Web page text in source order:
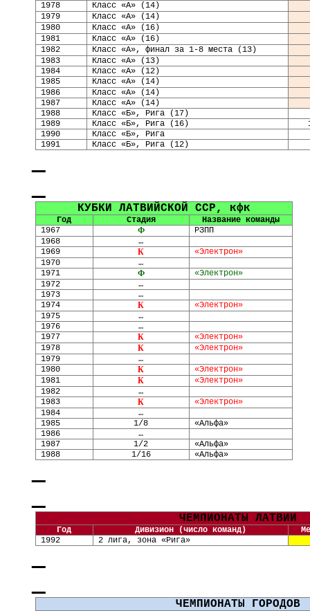
1978
Класс «А» (14)
1979
Класс «А» (14)
1980
Класс «А» (16)
1981
Класс «А» (16)
1982
Класс «А», финал за 1-8 места (13)
1983
Класс «А» (13)
1984
Класс «А» (12)
1985
Класс «А» (14)
1986
Класс «А» (14)
1987
Класс «А» (14)
1988
Класс «Б», Рига (17)
1989
Класс «Б», Рига (16)
1990
Класс «Б», Рига
1991
Класс «Б», Рига (12)
КУБКИ ЛАТВИЙСКОЙ ССР, кфк
Год Стадия
Название команды
1967
Ф
РЗПП
1968
…
1969
К
«Электрон»
1970
…
1971
Ф
«Электрон»
1972
…
1973
…
1974
К
«Электрон»
1975
…
1976
…
1977
К
«Электрон»
1978
К
«Электрон»
1979
…
1980
К
«Электрон»
1981
К
«Электрон»
1982
…
1983
К
«Электрон»
1984
…
1985
1/8
«Альфа»
1986
…
1987
1/2
«Альфа»
1988
1/16 «Альфа»
ЧЕМПИОНАТЫ ЛАТВИИ
Год Дивизион (число команд)
1992
2 лига, зона «Рига»
ЧЕМПИОНАТЫ ГОРОДОВ